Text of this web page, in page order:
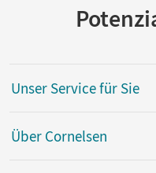
Unser Service für Sie
Über Cornelsen